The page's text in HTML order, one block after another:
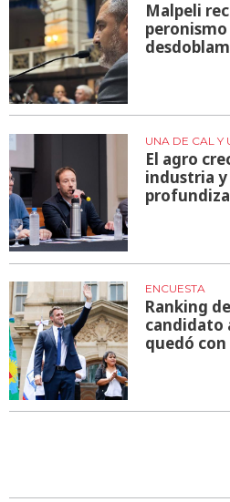
Malpeli
UNA DE CAL Y
El agro
industria
ENCUESTA
Ranking
candidato
quedó